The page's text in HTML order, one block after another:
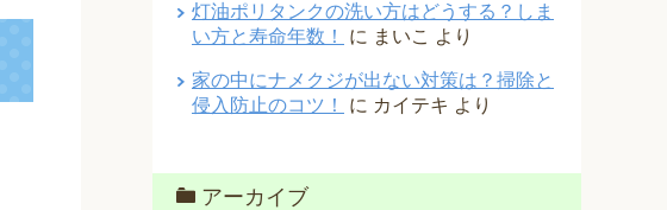
灯油ポリタンクの洗い方はどうする？しま
い方と寿命年数！
に まいこ より
家の中にナメクジが出ない対策は？掃除と
侵入防止のコツ！
に カイテキ より
アーカイブ